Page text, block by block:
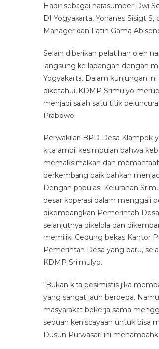
Hadir sebagai narasumber Dwi
DI Yogyakarta, Yohanes Sisigt
Manager dan Fatih Gama
Selain diberikan pelatihan oleh
langsung ke lapangan dengan
Yogyakarta. Dalam kunjungan
diketahui, KDMP Srimulyo
menjadi salah satu titik
Prabowo.
Perwakilan BPD Desa Klampok
kita ambil kesimpulan bahwa
memaksimalkan dan
berkembang baik bahkan
Dengan populasi Kelurahan
besar koperasi dalam menggali
dikembangkan Pemerintah
selanjutnya dikelola dan
memiliki Gedung bekas Kantor
Pemerintah Desa yang baru,
KDMP Sri mulyo.
“Bukan kita pesimistis jika
yang sangat jauh berbeda.
masyarakat bekerja sama
sebuah keniscayaan untuk bisa
Dusun Purwasari ini